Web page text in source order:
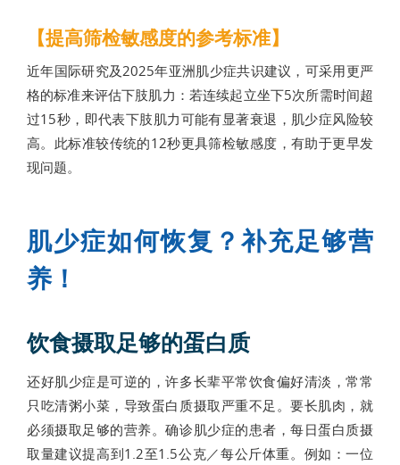
【提高筛检敏感度的参考标准】
近年国际研究及2025年亚洲肌少症共识建议，可采用更严
格的标准来评估下肢肌力：若连续起立坐下5次所需时间超
过15秒，即代表下肢肌力可能有显著衰退，肌少症风险较
高。此标准较传统的12秒更具筛检敏感度，有助于更早发
现问题。
肌少症如何恢复？补充足够营
养！
饮食摄取足够的蛋白质
还好肌少症是可逆的，许多长辈平常饮食偏好清淡，常常
只吃清粥小菜，导致蛋白质摄取严重不足。要长肌肉，就
必须摄取足够的营养。确诊肌少症的患者，每日蛋白质摄
取量建议提高到1.2至1.5公克／每公斤体重。例如：一位